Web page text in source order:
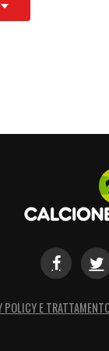
POLICY E